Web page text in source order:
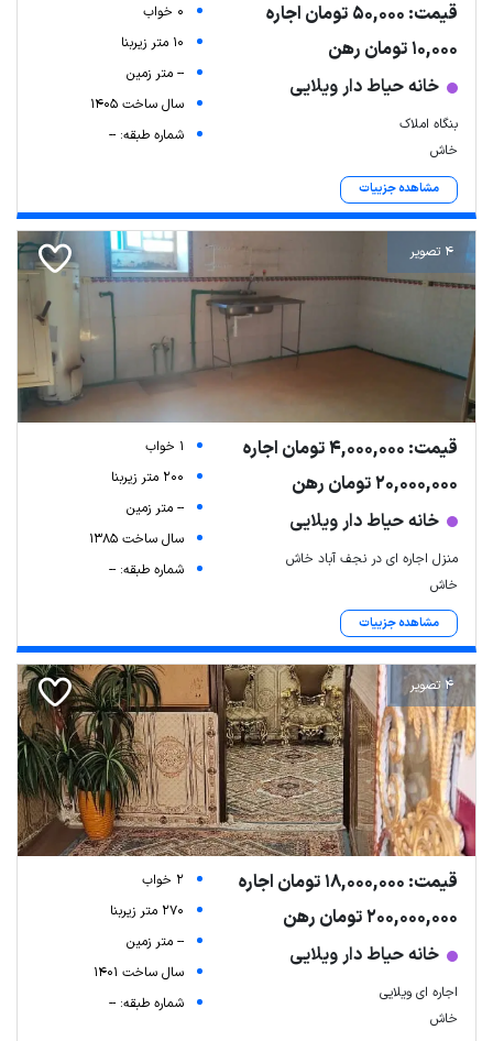
قیمت: 50,000 تومان اجاره
10,000 تومان رهن
خانه حیاط دار ویلایی
بنگاه املاک
خاش
مشاهده جزییات
0 خواب
10 متر زیربنا
-- متر زمین
سال ساخت 1405
شماره طبقه: --
4 تصویر
قیمت: 4,000,000 تومان اجاره
20,000,000 تومان رهن
خانه حیاط دار ویلایی
منزل اجاره ای در نجف آباد خاش
خاش
مشاهده جزییات
1 خواب
200 متر زیربنا
-- متر زمین
سال ساخت 1385
شماره طبقه: --
4 تصویر
قیمت: 18,000,000 تومان اجاره
200,000,000 تومان رهن
خانه حیاط دار ویلایی
اجاره ای ویلایی
خاش
2 خواب
270 متر زیربنا
-- متر زمین
سال ساخت 1401
شماره طبقه: --